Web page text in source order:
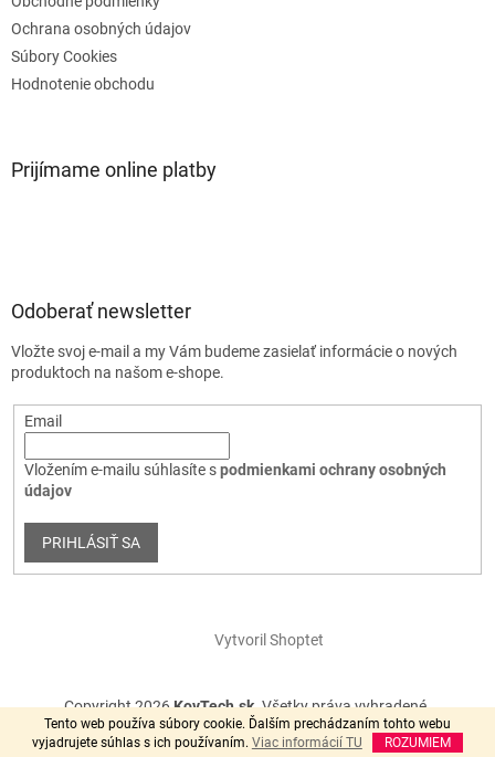
Tento web používa súbory cookie. Ďalším prechádzaním tohto webu
vyjadrujete súhlas s ich používaním. Viac informácií TU ROZUMIEM
Ochrana osobných údajov
Súbory Cookies
Hodnotenie obchodu
Prijímame online platby
Odoberať newsletter
Vložte svoj e-mail a my Vám budeme zasielať informácie o nových
produktoch na našom e-shope.
Email
Vložením e-mailu súhlasíte spodmienkami ochrany osobných
údajov
PRIHLÁSIŤ SA
Vytvoril Shoptet
Copyright 2026KovTech.sk. Všetky práva vyhradené.